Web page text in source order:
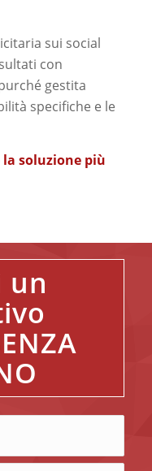
sui social
con
gestita
specifiche e le
soluzione più
un